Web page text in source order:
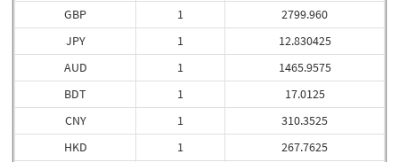
GBP
JPY
AUD
BDT
CNY
HKD
1
1
1
1
1
1
2799.960
12.830425
1465.9575
17.0125
310.3525
267.7625